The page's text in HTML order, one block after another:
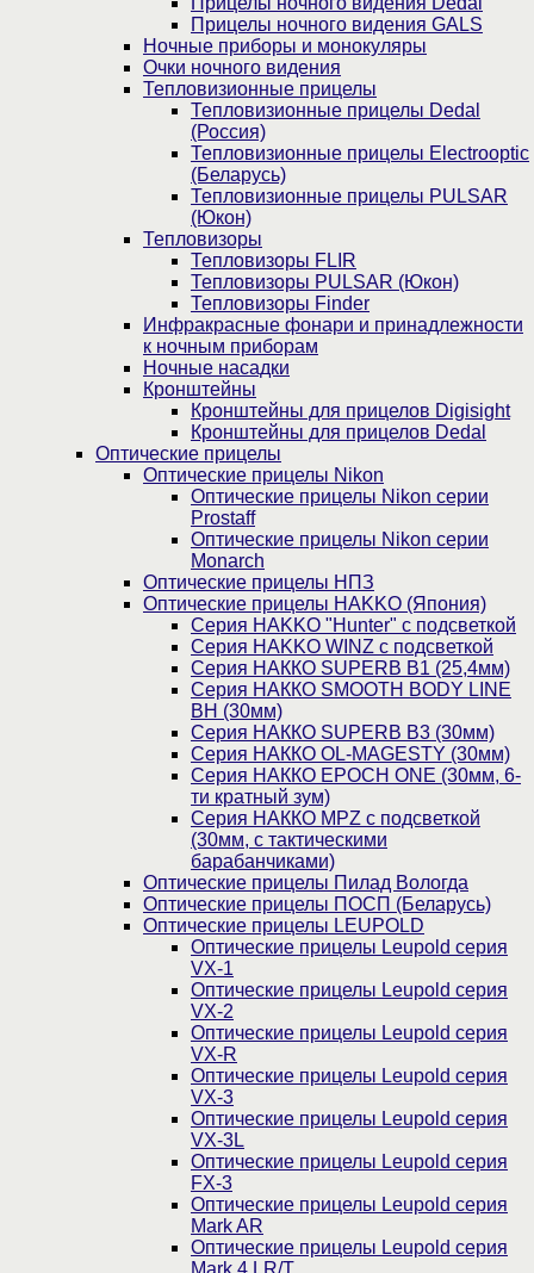
Прицелы ночного видения GALS
Ночные приборы и монокуляры
Очки ночного видения
Тепловизионные прицелы
Тепловизионные прицелы Dedal
(Россия)
Тепловизионные прицелы Electrooptic
(Беларусь)
Тепловизионные прицелы PULSAR
(Юкон)
Тепловизоры
Тепловизоры FLIR
Тепловизоры PULSAR (Юкон)
Тепловизоры Finder
Инфракрасные фонари и принадлежности
к ночным приборам
Ночные насадки
Кронштейны
Кронштейны для прицелов Digisight
Кронштейны для прицелов Dedal
Оптические прицелы
Оптические прицелы Nikon
Оптические прицелы Nikon серии
Prostaff
Оптические прицелы Nikon серии
Monarch
Оптические прицелы НПЗ
Оптические прицелы HAKKO (Япония)
Cерия HAKKO "Hunter" с подсветкой
Серия НAKKO WINZ с подсветкой
Серия НАККО SUPERB B1 (25,4мм)
Серия НАККО SMOOTH BODY LINE
BH (30мм)
Серия НАККО SUPERB B3 (30мм)
Серия НАККО OL-MAGESTY (30мм)
Серия НАККО EPOCH ONE (30мм, 6-
ти кратный зум)
Серия НАККО MPZ с подсветкой
(30мм, c тактическими
барабанчиками)
Оптические прицелы Пилад Вологда
Оптические прицелы ПОСП (Беларусь)
Оптические прицелы LEUPOLD
Оптические прицелы Leupold серия
VX-1
Оптические прицелы Leupold серия
VX-2
Оптические прицелы Leupold серия
VX-R
Оптические прицелы Leupold серия
VX-3
Оптические прицелы Leupold серия
VX-3L
Оптические прицелы Leupold серия
FX-3
Оптические прицелы Leupold серия
Mark AR
Оптические прицелы Leupold серия